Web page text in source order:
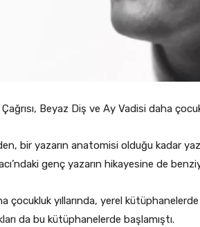
Beyaz Diş ve Ay Vadisi daha
bir yazarın anatomisi olduğu kadar
genç yazarın hikayesine de
çocukluk yıllarında, yerel
da bu kütüphanelerde başlamıştı.